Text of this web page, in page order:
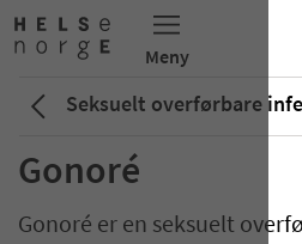
Seksuelt overførbare
Gonoré
Gonoré er en seksuelt